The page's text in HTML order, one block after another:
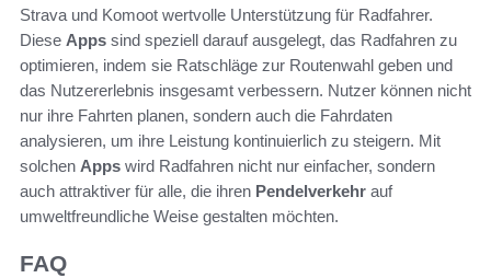
Strava und Komoot wertvolle Unterstützung für Radfahrer.
Diese Apps sind speziell darauf ausgelegt, das Radfahren zu
optimieren, indem sie Ratschläge zur Routenwahl geben und
das Nutzererlebnis insgesamt verbessern. Nutzer können nicht
nur ihre Fahrten planen, sondern auch die Fahrdaten
analysieren, um ihre Leistung kontinuierlich zu steigern. Mit
solchen Apps wird Radfahren nicht nur einfacher, sondern
auch attraktiver für alle, die ihren Pendelverkehr auf
umweltfreundliche Weise gestalten möchten.
FAQ